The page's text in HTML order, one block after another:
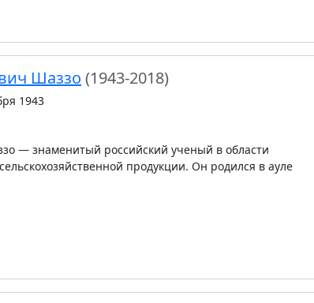
Шаззо (1943-2018)
1943
— знаменитый российский ученый в области
продукции. Он родился в ауле